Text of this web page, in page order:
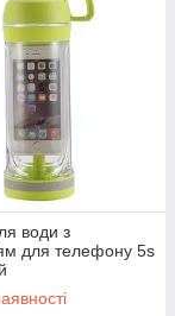
води з
для телефону 5s